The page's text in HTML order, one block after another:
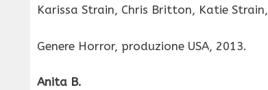
Karissa Strain, Chris Britton, Katie
Genere Horror, produzione USA, 2013.
Anita B.